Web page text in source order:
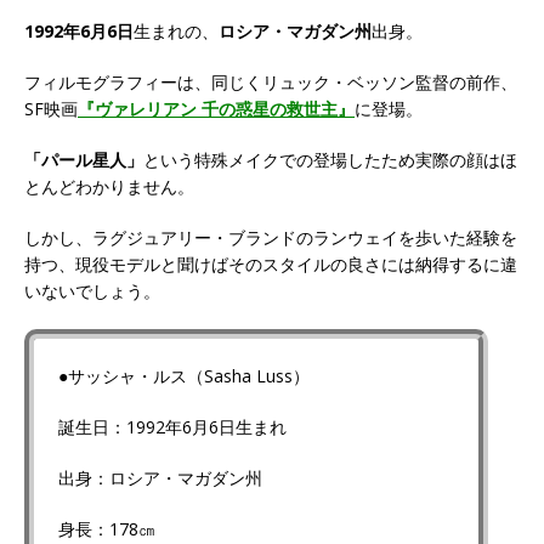
1992年6月6日生まれの、 ロシア・マガダン州出身。
フィルモグラフィーは、同じくリュック・ベッソン監督の前作、
SF映画 『ヴァレリアン 千の惑星の救世主』 に登場。
「パール星人」 という特殊メイクでの登場したため実際の顔はほ
とんどわかりません。
しかし、ラグジュアリー・ブランドのランウェイを歩いた経験を
持つ、現役モデルと聞けばそのスタイルの良さには納得するに違
いないでしょう。
●サッシャ・ルス（Sasha Luss）
誕生日：1992年6月6日生まれ
出身：ロシア・マガダン州
身長：178㎝